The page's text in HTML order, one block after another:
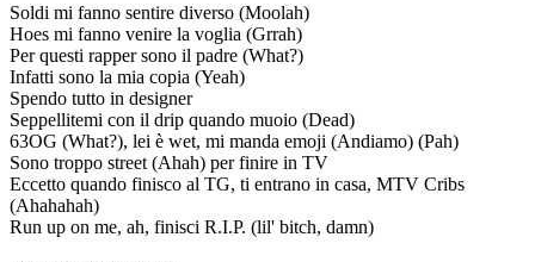
Soldi mi fanno sentire diverso (Moolah)
Hoes mi fanno venire la voglia (Grrah)
Per questi rapper sono il padre (What?)
Infatti sono la mia copia (Yeah)
Spendo tutto in designer
Seppellitemi con il drip quando muoio (Dead)
63OG (What?), lei è wet, mi manda emoji (Andiamo) (Pah)
Sono troppo street (Ahah) per finire in TV
Eccetto quando finisco al TG, ti entrano in casa, MTV Cribs
(Ahahahah)
Run up on me, ah, finisci R.I.P. (lil' bitch, damn)